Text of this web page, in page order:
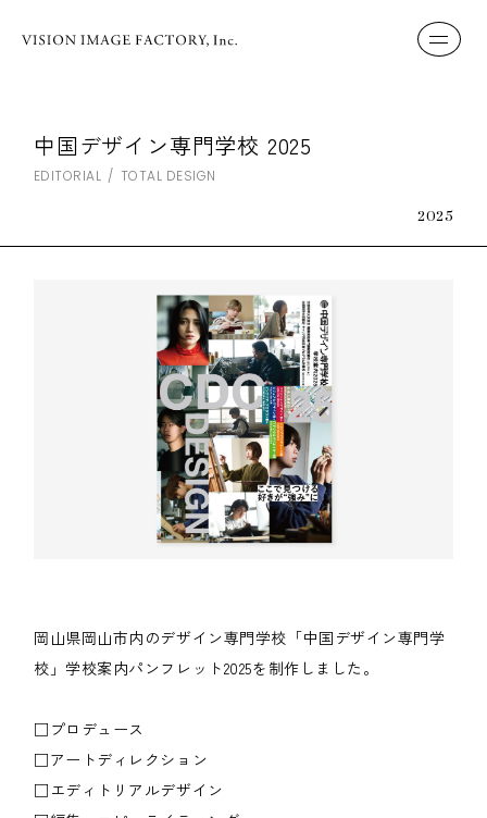
中国デザイン専門学校 2025
EDITORIAL TOTAL DESIGN
2025
岡山県岡山市内のデザイン専門学校「中国デザイン専門学
校」学校案内パンフレット2025を制作しました。
□プロデュース
□アートディレクション
□エディトリアルデザイン